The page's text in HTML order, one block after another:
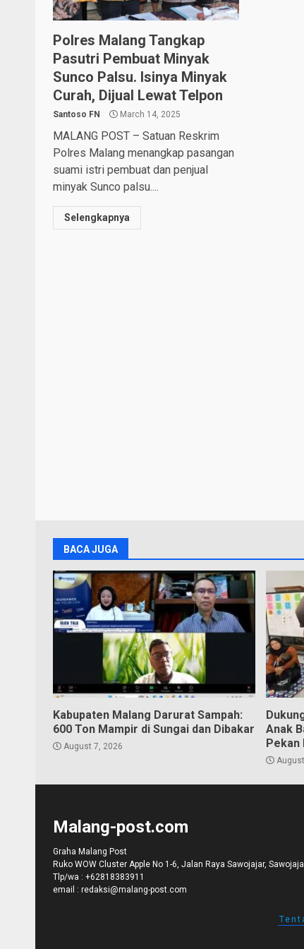
Polres Malang Tangkap
Pasutri Pembuat Minyak
Sunco Palsu. Isinya Minyak
Curah, Dijual Lewat Telpon
Santoso FN March 14, 2025
MALANG POST – Satuan Reskrim
Polres Malang menangkap pasangan
suami istri pembuat dan penjual
minyak Sunco palsu....
Selengkapnya
BACA JUGA
Kabupaten Malang Darurat Sampah:
600 Ton Mampir di Sungai dan Dibakar
August 7, 2026
Anak
Pekan
Malang-post.com
Graha Malang Post
Ruko WOW Cluster Apple No 1-6, Jalan Raya Sawojajar,
Tlp/wa : +62818383911
email : redaksi@malang-post.com